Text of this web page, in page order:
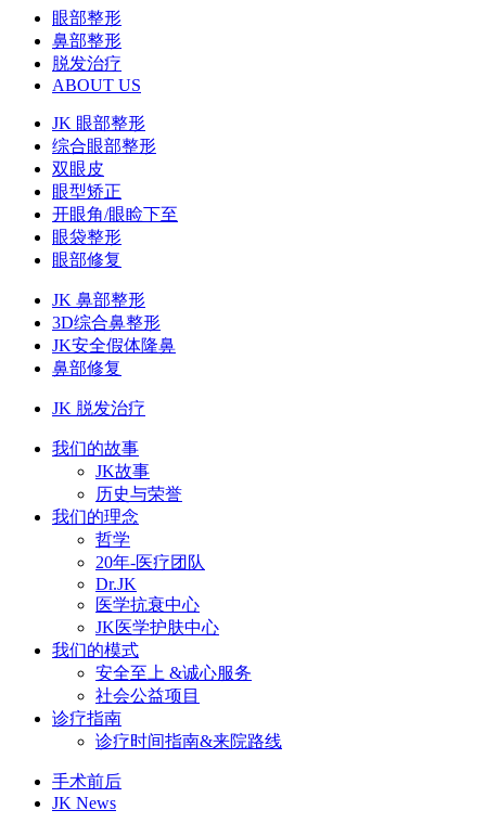
眼部整形
鼻部整形
脱发治疗
ABOUT US
JK 眼部整形
综合眼部整形
双眼皮
眼型矫正
开眼角/眼睑下至
眼袋整形
眼部修复
JK 鼻部整形
3D综合鼻整形
JK安全假体隆鼻
鼻部修复
JK 脱发治疗
我们的故事
JK故事
历史与荣誉
我们的理念
哲学
20年-医疗团队
Dr.JK
医学抗衰中心
JK医学护肤中心
我们的模式
安全至上 &诚心服务
社会公益项目
诊疗指南
诊疗时间指南&来院路线
手术前后
JK News